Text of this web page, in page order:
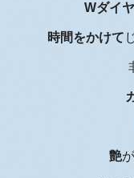
Wダイ
時間をかけて
艶